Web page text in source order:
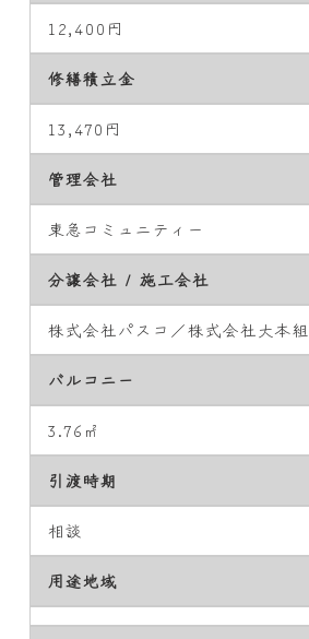
12,400円
修繕積立金
13,470円
管理会社
東急コミュニティー
分譲会社 / 施工会社
株式会社パスコ／株式会社大本組
バルコニー
3.76㎡
引渡時期
相談
用途地域